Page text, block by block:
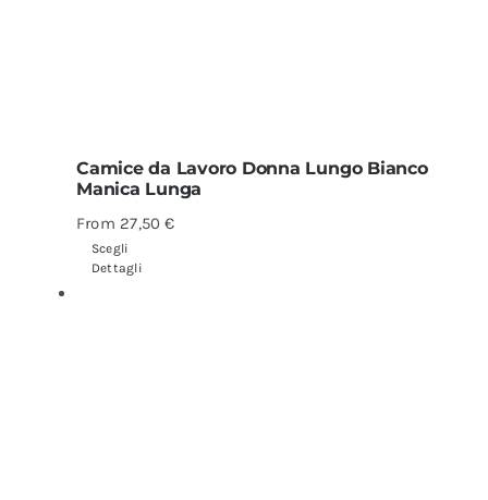
Camice da Lavoro Donna Lungo Bianco
Manica Lunga
From 27,50€
Scegli
Dettagli